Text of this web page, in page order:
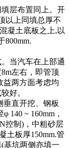
层布置同上。开
以上同填总厚不
凝土底板之上,以
800mm.
当汽车在上部通
左右，即管顶
益两方面考虑均
好。
直开挖、钢板
140 ~ 160mm，
控制)，中粗砂层
土板厚150mm.管
基坑两侧亦填一